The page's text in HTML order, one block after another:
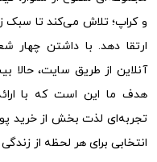
و کراپ؛ تلاش می‌کند تا سبک
ارتقا دهد. با داشتن چهار
آنلاین از طریق سایت،
هدف ما این است که با
تجربه‌ای لذت بخش از خرید
انتخابی برای هر لحظه از